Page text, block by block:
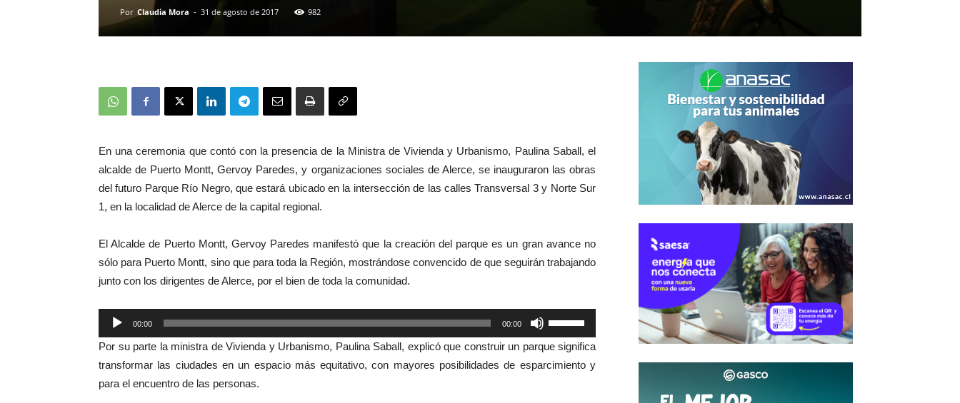
Por Claudia Mora - 31 de agosto de 2017 982
En una ceremonia que contó con la presencia de la Ministra de Vivienda y Urbanismo, Paulina Saball, el
alcalde de Puerto Montt, Gervoy Paredes, y organizaciones sociales de Alerce, se inauguraron las obras
del futuro Parque Río Negro, que estará ubicado en la intersección de las calles Transversal 3 y Norte Sur
1, en la localidad de Alerce de la capital regional.
El Alcalde de Puerto Montt, Gervoy Paredes manifestó que la creación del parque es un gran avance no
sólo para Puerto Montt, sino que para toda la Región, mostrándose convencido de que seguirán trabajando
junto con los dirigentes de Alerce, por el bien de toda la comunidad.
Reproductor
de
audio
00:00 00:00
las
teclas
de
Por su parte la ministra de Vivienda y Urbanismo, Paulina Saball, explicó que construir un parque significa
transformar las ciudades en un espacio más equitativo, con mayores posibilidades de esparcimiento y
para el encuentro de las personas.